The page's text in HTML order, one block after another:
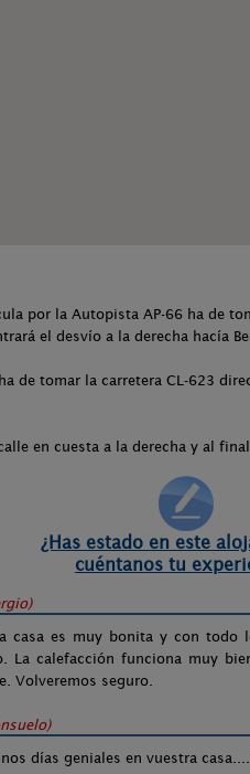
por la Autopista AP-66 ha de
el desvío a la derecha hacía
de tomar la carretera CL-623
en cuesta a la derecha y al
¿Has estado en este
cuéntanos tu
)
casa es muy bonita y con
La calefacción funciona muy
Volveremos seguro.
)
días geniales en vuestra